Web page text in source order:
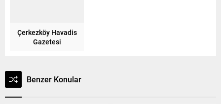
Çerkezköy Havadis
Gazetesi
Benzer Konular